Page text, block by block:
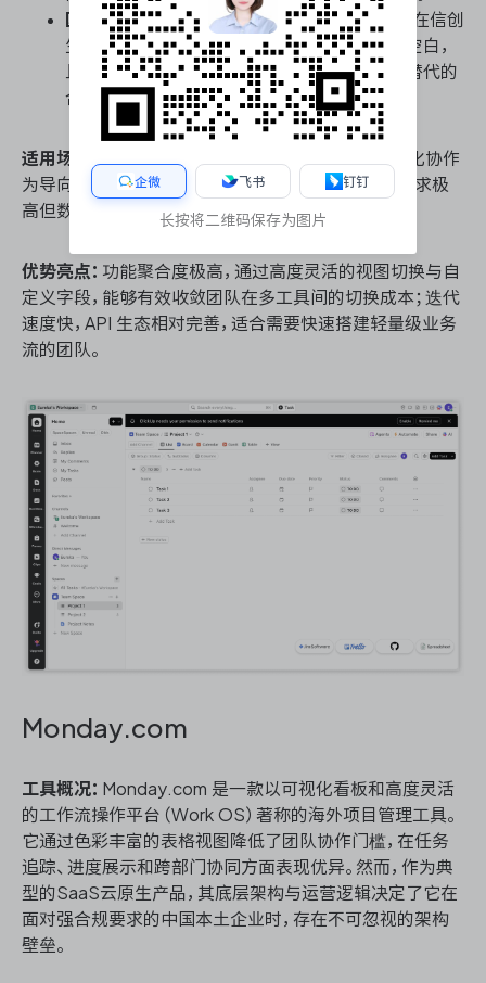
国产化替代： 作为纯外资 SaaS 产品，ClickUp 在信创
生态兼容、国产芯片及操作系统适配方面处于空白，
且无本土独立技术支持团队，难以作为国产化替代的
合规选型。
适用场景：
适合对部署架构无硬性合规约束、以全球化协作
为导向的外向型互联网企业，或对工具功能丰富度要求极
高但数据敏感度中等的中小型敏捷团队。
优势亮点： 功能聚合度极高，通过高度灵活的视图切换与自
定义字段，能够有效收敛团队在多工具间的切换成本；迭代
速度快，API 生态相对完善，适合需要快速搭建轻量级业务
流的团队。
Monday.com
工具概况： Monday.com 是一款以可视化看板和高度灵活
的工作流操作平台（Work OS）著称的海外项目管理工具。
它通过色彩丰富的表格视图降低了团队协作门槛，在任务
追踪、进度展示和跨部门协同方面表现优异。然而，作为典
型的SaaS云原生产品，其底层架构与运营逻辑决定了它在
面对强合规要求的中国本土企业时，存在不可忽视的架构
壁垒。
企微 飞书 钉钉
长按将二维码保存为图片